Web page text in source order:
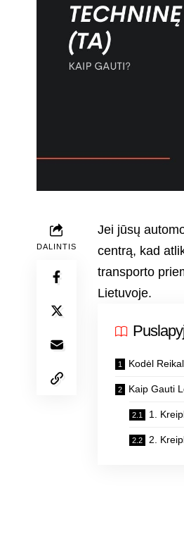
DALINTIS
Jei jūsų
centrą, kad
transporto
Lietuvoje.
Kodėl
Kaip Gauti
1.
2.